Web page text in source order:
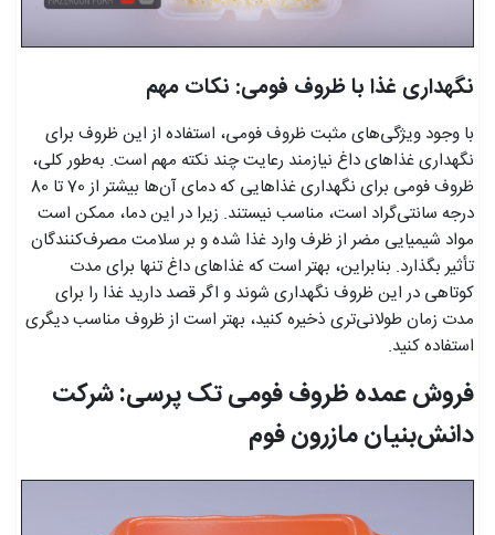
نگهداری غذا با ظروف فومی: نکات مهم
با وجود ویژگی‌های مثبت ظروف فومی، استفاده از این ظروف برای
نگهداری غذاهای داغ نیازمند رعایت چند نکته مهم است. به‌طور کلی،
ظروف فومی برای نگهداری غذاهایی که دمای آن‌ها بیشتر از 70 تا 80
درجه سانتی‌گراد است، مناسب نیستند. زیرا در این دما، ممکن است
مواد شیمیایی مضر از ظرف وارد غذا شده و بر سلامت مصرف‌کنندگان
تأثیر بگذارد. بنابراین، بهتر است که غذاهای داغ تنها برای مدت
کوتاهی در این ظروف نگهداری شوند و اگر قصد دارید غذا را برای
مدت زمان طولانی‌تری ذخیره کنید، بهتر است از ظروف مناسب دیگری
استفاده کنید.
فروش عمده ظروف فومی تک پرسی: شرکت
دانش‌بنیان مازرون فوم